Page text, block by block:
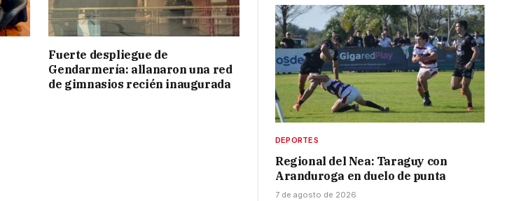
Fuerte despliegue de
Gendarmería: allanaron una red
de gimnasios recién inaugurada
DEPORTES
Regional del Nea: Taraguy con
Aranduroga en duelo de punta
7 de agosto de 2026